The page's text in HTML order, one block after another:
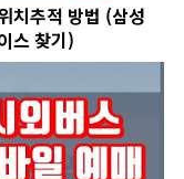
치추적 방법 (삼성
스 찾기)